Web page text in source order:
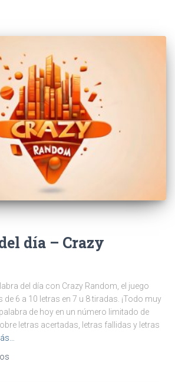
día – Crazy
del día con Crazy Random, el juego
6 a 10 letras en 7 u 8 tiradas. ¡Todo muy
de hoy en un número limitado de
letras acertadas, letras fallidas y letras